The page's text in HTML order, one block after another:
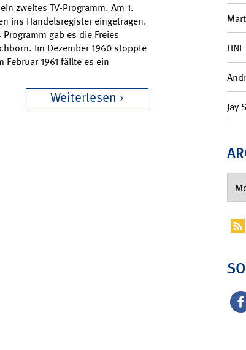
zweites TV-Programm. Am 1.
ins Handelsregister eingetragen.
gab es die Freies
Im Dezember 1960 stoppte
1961 fällte es ein
Weiterlesen
HNF
Jay